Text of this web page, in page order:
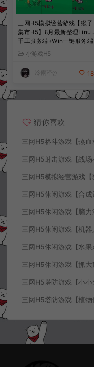
三网H5模拟经营游戏【猴子
集市H5】8月最新整理Linux
手工服务端+Win一键服务端
+解压即玩+简易安卓客户端
+详细搭建教程
小游戏H5
冷雨泽ღ 18
猜你喜欢